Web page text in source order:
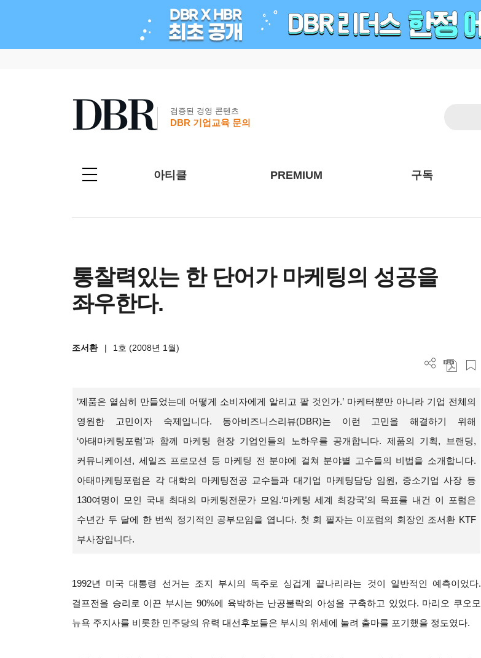
검증된 경영 콘텐츠
DBR 기업교육 문의
아티클 PREMIUM 구독
통찰력있는 한 단어가 마케팅의 성공을
좌우한다.
조서환 | 1호 (2008년 1월)
‘제품은 열심히 만들었는데 어떻게 소비자에게 알리고 팔 것인가.’ 마케터뿐만 아니라 기업 전체의
영원한 고민이자 숙제입니다. 동아비즈니스리뷰(DBR)는 이런 고민을 해결하기 위해
‘아태마케팅포럼’과 함께 마케팅 현장 기업인들의 노하우를 공개합니다. 제품의 기획, 브랜딩,
커뮤니케이션, 세일즈 프로모션 등 마케팅 전 분야에 걸쳐 분야별 고수들의 비법을 소개합니다.
아태마케팅포럼은 각 대학의 마케팅전공 교수들과 대기업 마케팅담당 임원, 중소기업 사장 등
130여명이 모인 국내 최대의 마케팅전문가 모임.‘마케팅 세계 최강국’의 목표를 내건 이 포럼은
수년간 두 달에 한 번씩 정기적인 공부모임을 엽니다. 첫 회 필자는 이포럼의 회장인 조서환 KTF
부사장입니다.
1992년 미국 대통령 선거는 조지 부시의 독주로 싱겁게 끝나리라는 것이 일반적인 예측이었다.
걸프전을 승리로 이끈 부시는 90%에 육박하는 난공불락의 아성을 구축하고 있었다. 마리오 쿠오모
뉴욕 주지사를 비롯한 민주당의 유력 대선후보들은 부시의 위세에 눌려 출마를 포기했을 정도였다.